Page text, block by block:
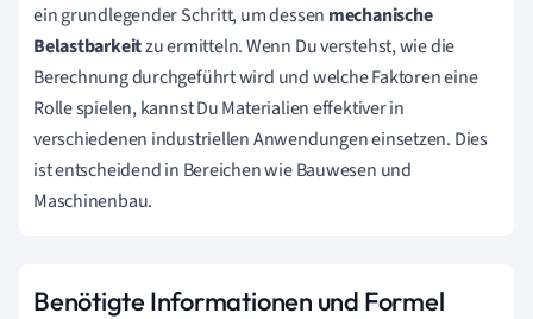
ein grundlegender Schritt, um dessen mechanische
Belastbarkeitzu ermitteln. Wenn Du verstehst, wie die
Berechnung durchgeführt wird und welche Faktoren eine
Rolle spielen, kannst Du Materialien effektiver in
verschiedenen industriellen Anwendungen einsetzen. Dies
ist entscheidend in Bereichen wie Bauwesen und
Maschinenbau.
Benötigte Informationen und Formel